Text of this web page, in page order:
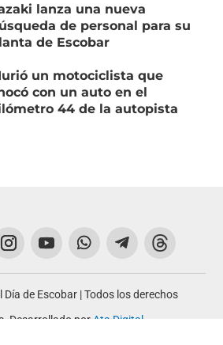
lanza una nueva
de personal para su
de Escobar
un motociclista que
con un auto en el
44 de la autopista
de Escobar | Todos los derechos
Desarrollado por Ata Digital